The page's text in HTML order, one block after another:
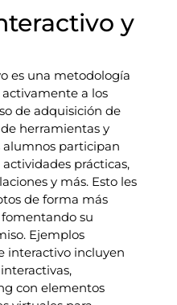
y
es una metodología
a los
de adquisición de
herramientas y
alumnos participan
prácticas,
y más. Esto les
de forma más
su
Ejemplos
interactivo incluyen
con elementos